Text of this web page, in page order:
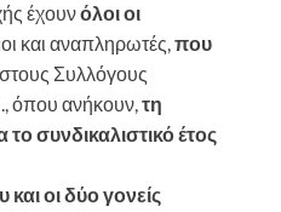
έχουνόλοι οι
και αναπληρωτές,που
στους Συλλόγους
όπου ανήκουν,τη
συνδικαλιστικό έτος
οι δύο γονείς